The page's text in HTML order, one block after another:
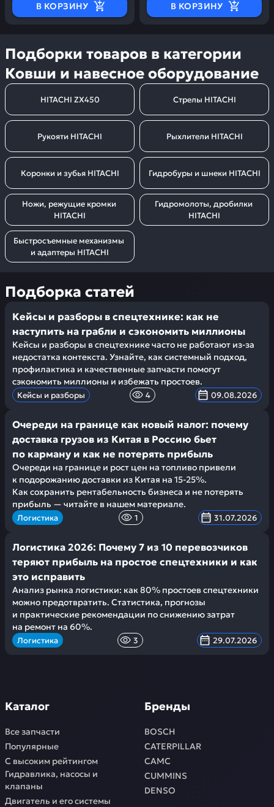
В КОРЗИНУ В КОРЗИНУ
Подборки товаров в категории
Ковши и навесное оборудование
HITACHI ZX450 Стрелы HITACHI
Рукояти HITACHI Рыхлители HITACHI
Коронки и зубья HITACHI Гидробуры и шнеки HITACHI
Ножи, режущие кромки
HITACHI
Гидромолоты, дробилки
HITACHI
Быстросъемные механизмы
и адаптеры HITACHI
Подборка статей
Кейсы и разборы в спецтехнике: как не
наступить на грабли и сэкономить миллионы
Кейсы и разборы в спецтехнике часто не работают из-за
недостатка контекста. Узнайте, как системный подход,
профилактика и качественные запчасти помогут
сэкономить миллионы и избежать простоев.
Кейсы и разборы 4 09.08.2026
Очереди на границе как новый налог: почему
доставка грузов из Китая в Россию бьет
по карману и как не потерять прибыль
Очереди на границе и рост цен на топливо привели
к подорожанию доставки из Китая на 15-25%.
Как сохранить рентабельность бизнеса и не потерять
прибыль — читайте в нашем материале.
Логистика 1 31.07.2026
Логистика 2026: Почему 7 из 10 перевозчиков
теряют прибыль на простое спецтехники и как
это исправить
Анализ рынка логистики: как 80% простоев спецтехники
можно предотвратить. Статистика, прогнозы
и практические рекомендации по снижению затрат
на ремонт на 60%.
Логистика 3 29.07.2026
Каталог
Все запчасти
Популярные
С высоким рейтингом
Гидравлика, насосы и
клапаны
Двигатель и его системы
Бренды
BOSCH
CATERPILLAR
CAMC
CUMMINS
DENSO